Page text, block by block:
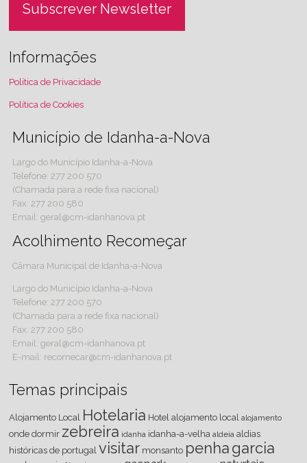
Subscrever Newsletter
Informações
Política de Privacidade
Política de Cookies
Município de Idanha-a-Nova
Largo do Município Idanha-a-Nova
Telefone: 277 200 570
(Chamada para a rede fixa nacional)
Fax: 277 200 580
Email: geral@cm-idanhanova.pt
Acolhimento Recomeçar
Câmara Municipal de Idanha-a-Nova
Largo do Município Idanha-a-Nova
Telefone: 277 200 570
(Chamada para a rede fixa nacional)
Fax: 277 200 580
Email: geral@cm-idanhanova.pt
E-mail: recomecar@cm-idanhanova.pt
Temas principais
Alojamento Local Hotelaria Hotel alojamento local alojamento
onde dormir zebreira idanha idanha-a-velha aldeia aldias
históricas de portugal visitar monsanto penhagarcia